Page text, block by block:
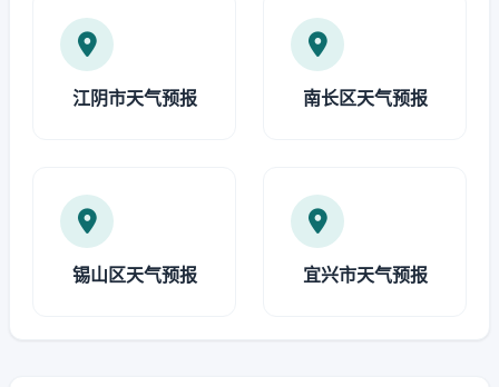
江阴市天气预报 南长区天气预报
锡山区天气预报 宜兴市天气预报